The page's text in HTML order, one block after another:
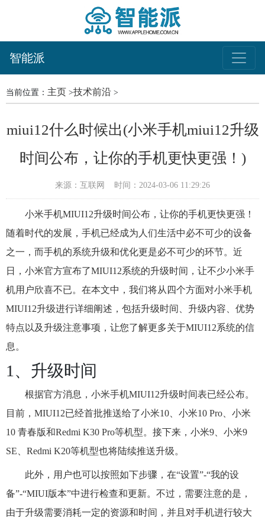
智能派
当前位置： 主页 >技术前沿 >
miui12什么时候出(小米手机miui12升级
时间公布，让你的手机更快更强！)
来源：互联网 时间：2024-03-06 11:29:26
小米手机MIUI12升级时间公布，让你的手机更快更强！
随着时代的发展，手机已经成为人们生活中必不可少的设备
之一，而手机的系统升级和优化更是必不可少的环节。近
日，小米官方宣布了MIUI12系统的升级时间，让不少小米手
机用户欣喜不已。在本文中，我们将从四个方面对小米手机
MIUI12升级进行详细阐述，包括升级时间、升级内容、优势
特点以及升级注意事项，让您了解更多关于MIUI12系统的信
息。
1、升级时间
根据官方消息，小米手机MIUI12升级时间表已经公布。
目前，MIUI12已经首批推送给了小米10、小米10 Pro、小米
10 青春版和Redmi K30 Pro等机型。接下来，小米9、小米9
SE、Redmi K20等机型也将陆续推送升级。
此外，用户也可以按照如下步骤，在“设置”-“我的设
备”-“MIUI版本”中进行检查和更新。不过，需要注意的是，
由于升级需要消耗一定的资源和时间，并且对手机进行较大